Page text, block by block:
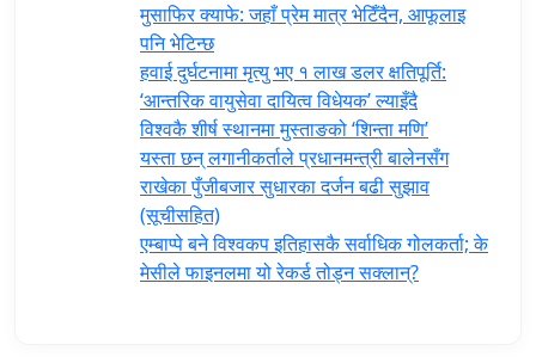
मुसाफिर क्याफे: जहाँ प्रेम मात्र भेटिँदैन, आफूलाइ
पनि भेटिन्छ
हवाई दुर्घटनामा मृत्यु भए १ लाख डलर क्षतिपूर्ति:
‘आन्तरिक वायुसेवा दायित्व विधेयक’ ल्याइँदै
विश्वकै शीर्ष स्थानमा मुस्ताङको ‘शिन्ता मणि’
यस्ता छन् लगानीकर्ताले प्रधानमन्त्री ‍बालेनसँग
राखेका पुँजीबजार सुधारका दर्जन बढी सुझाव
(सूचीसहित)
एम्बाप्पे बने विश्वकप इतिहासकै सर्वाधिक गोलकर्ता; के
मेसीले फाइनलमा यो रेकर्ड तोड्न सक्लान्?